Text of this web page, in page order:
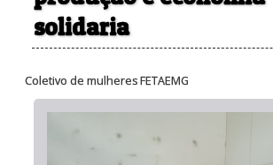
solidaria
Coletivo de mulheres FETAEMG